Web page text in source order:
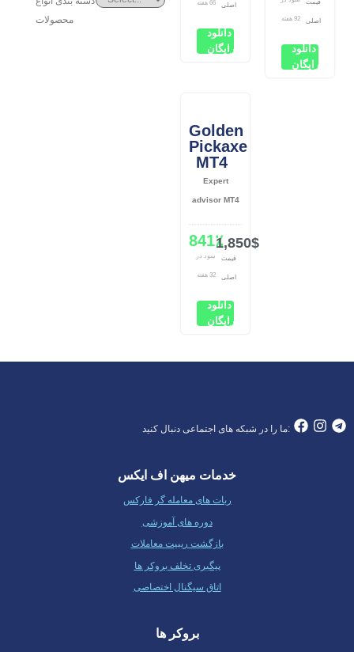
محصولات
66 هفته اصلی
دانلود
رایگان
92 هفته
قیمت
اصلی
دانلود
رایگان
Golden
Pickaxe
MT4
Expert
advisor MT4
841٪
سود در
32 هفته
1,850$
قیمت
اصلی
دانلود
رایگان
ما را در شبکه های اجتماعی دنبال کنید:
خدمات میهن اف ایکس
ربات های معامله گر فارکس
دوره های آموزشی
بازگشت ریبیت معاملات
پیگیری تخلف بروکر ها
اتاق سیگنال اختصاصی
بروکر ها